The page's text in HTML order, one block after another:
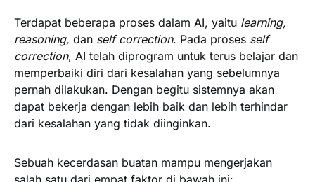
Terdapat beberapa proses dalam AI, yaitu learning,
reasoning, dan self correction. Pada proses self
correction, AI telah diprogram untuk terus belajar dan
memperbaiki diri dari kesalahan yang sebelumnya
pernah dilakukan. Dengan begitu sistemnya akan
dapat bekerja dengan lebih baik dan lebih terhindar
dari kesalahan yang tidak diinginkan.
Sebuah kecerdasan buatan mampu mengerjakan
salah satu dari empat faktor di bawah ini: